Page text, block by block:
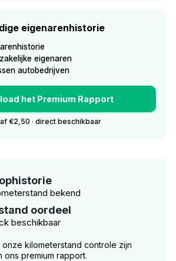
eigenarenhistorie
eigenaren
autobedrijven
het Premium Rapport
€2,50 · direct beschikbaar
bekend
oordeel
beschikbaar
kilometerstand controle zijn
ons premium rapport.